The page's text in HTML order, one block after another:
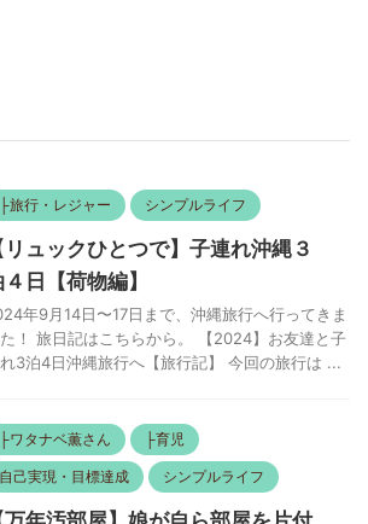
├旅行・レジャー シンプルライフ
リュックひとつで】子連れ沖縄３
日【荷物編】
年9月14日〜17日まで、沖縄旅行へ行ってきま
た！ 旅日記はこちらから。 【2024】お友達と子
3泊4日沖縄旅行へ【旅行記】 今回の旅行は ...
├ワタナベ薫さん ├育児
自己実現・目標達成 シンプルライフ